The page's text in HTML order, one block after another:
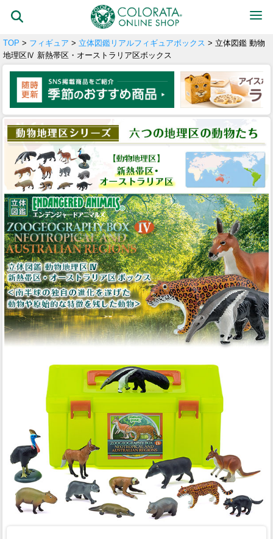
TOP > フィギュア > 立体図鑑リアルフィギュアボックス > 立体図鑑 動物
地理区Ⅳ 新熱帯区・オーストラリア区ボックス